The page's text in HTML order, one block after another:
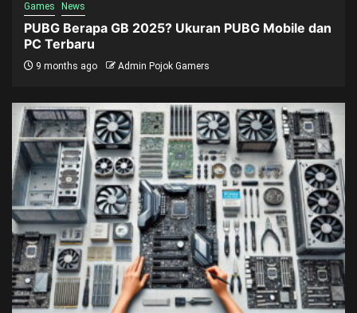
Games News
PUBG Berapa GB 2025? Ukuran PUBG Mobile dan
PC Terbaru
9 months ago Admin Pojok Gamers